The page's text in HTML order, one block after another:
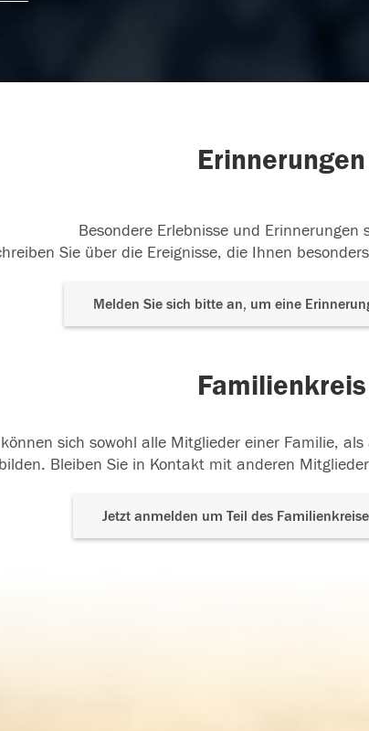
Erinnerungen
Besondere Erlebnisse und Erinnerungen
Sie über die Ereignisse, die Ihnen
Melden Sie sich bitte an, um eine
Familienkreis
sich sowohl alle Mitglieder einer Familie,
Bleiben Sie in Kontakt mit anderen
Jetzt anmelden um Teil des